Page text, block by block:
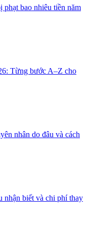
phạt bao nhiêu tiền năm
Từng bước A–Z cho
nhân do đâu và cách
nhận biết và chi phí thay